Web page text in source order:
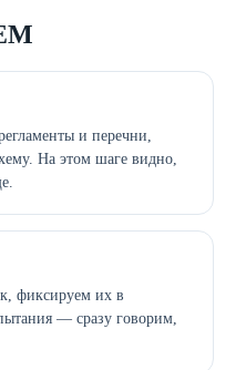
и перечни,
На этом шаге видно,
фиксируем их в
— сразу говорим,